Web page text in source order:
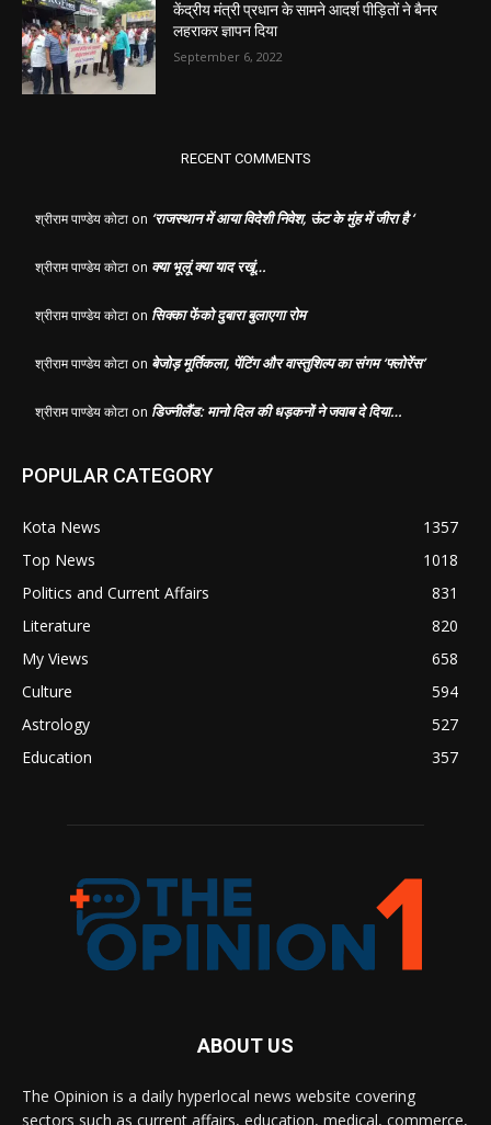
केंद्रीय मंत्री प्रधान के सामने आदर्श पीड़ितों ने बैनर
लहराकर ज्ञापन दिया
September 6, 2022
RECENT COMMENTS
श्रीराम पाण्डेय कोटा on ‘राजस्थान में आया विदेशी निवेश, ऊंट के मुंह में जीरा है ‘
श्रीराम पाण्डेय कोटा on क्या भूलूं क्या याद रखूं…
श्रीराम पाण्डेय कोटा on सिक्का फेंको दुबारा बुलाएगा रोम
श्रीराम पाण्डेय कोटा on बेजोड़ मूर्तिकला, पेंटिंग और वास्तुशिल्प का संगम ‘फ्लोरेंस’
श्रीराम पाण्डेय कोटा on डिज्नीलैंड: मानो दिल की धड़कनों ने जवाब दे दिया…
POPULAR CATEGORY
Kota News
1357
Top News
1018
Politics and Current Affairs
831
Literature
820
My Views
658
Culture
594
Astrology
527
Education
357
ABOUT US
The Opinion is a daily hyperlocal news website covering
sectors such as current affairs, education, medical, commerce,